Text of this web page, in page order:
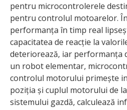
pentru microcontrolerele
pentru controlul motoarelor.
performanța în timp real
capacitatea de reacție la
deteriorează, iar performanța
un robot elementar,
controlul motorului primește
poziția și cuplul motorului de
sistemului gazdă, calculează